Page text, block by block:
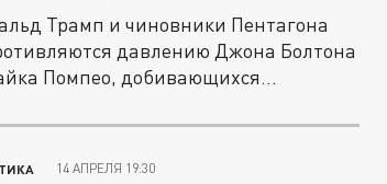
Трамп и чиновники Пентагона
давлению Джона Болтона
Помпео, добивающихся...
14 АПРЕЛЯ 19:30